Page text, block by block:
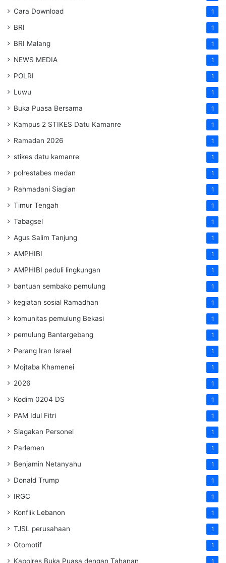
Cara Download 1
BRI 1
BRI Malang 1
NEWS MEDIA 1
POLRI 1
Luwu 1
Buka Puasa Bersama 1
Kampus 2 STIKES Datu Kamanre 1
Ramadan 2026 1
stikes datu kamanre 1
polrestabes medan 1
Rahmadani Siagian 1
Timur Tengah 1
Tabagsel 1
Agus Salim Tanjung 1
AMPHIBI 1
AMPHIBI peduli lingkungan 1
bantuan sembako pemulung 1
kegiatan sosial Ramadhan 1
komunitas pemulung Bekasi 1
pemulung Bantargebang 1
Perang Iran Israel 1
Mojtaba Khamenei 1
2026 1
Kodim 0204 DS 1
PAM Idul Fitri 1
Siagakan Personel 1
Parlemen 1
Benjamin Netanyahu 1
Donald Trump 1
IRGC 1
Konflik Lebanon 1
TJSL perusahaan 1
Otomotif 1
Kapolres Buka Puasa dengan Tahanan 1